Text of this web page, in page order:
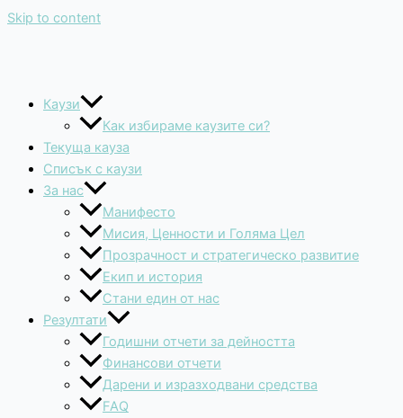
Skip to content
Каузи
Как избираме каузите си?
Текуща кауза
Списък с каузи
За нас
Манифесто
Мисия, Ценности и Голяма Цел
Прозрачност и стратегическо развитие
Екип и история
Стани един от нас
Резултати
Годишни отчети за дейността
Финансови отчети
Дарени и изразходвани средства
FAQ